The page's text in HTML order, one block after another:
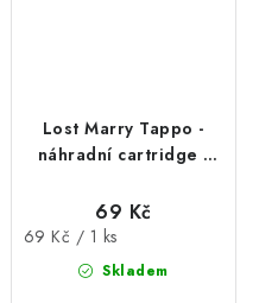
Lost Marry Tappo -
náhradní cartridge -
tabák) 17mg
Skladem
69 Kč
Měrná
69 Kč / 1 ks